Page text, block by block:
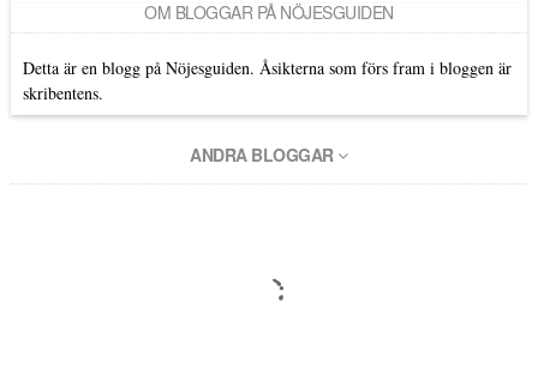
OM BLOGGAR PÅ NÖJESGUIDEN
Detta är en blogg på Nöjesguiden. Åsikterna som förs fram i bloggen är
skribentens.
ANDRA BLOGGAR